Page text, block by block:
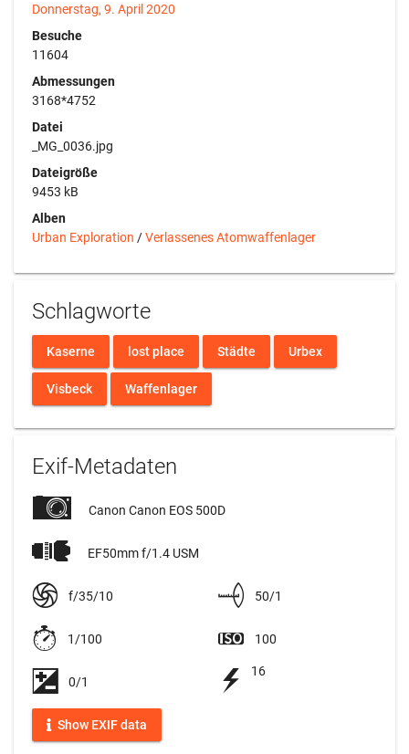
Donnerstag, 9. April 2020
Besuche
11604
Abmessungen
3168*4752
Datei
_MG_0036.jpg
Dateigröße
9453 kB
Alben
Urban Exploration /Verlassenes Atomwaffenlager
Schlagworte
Kaserne lost place Städte Urbex
Visbeck Waffenlager
Exif-Metadaten
Canon Canon EOS 500D
EF50mm f/1.4 USM
f/35/10 50/1
1/100 100
0/1
16
Show EXIF data